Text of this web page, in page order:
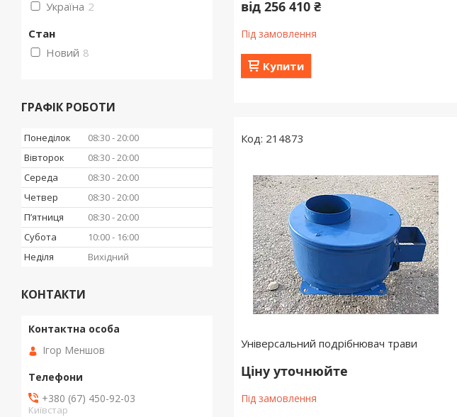
від 256 410 ₴
Під замовлення
Купити
214873
Універсальний подрібнювач трави
Ціну уточнюйте
Під замовлення
Україна 2
Стан
Новий 8
ГРАФІК РОБОТИ
Понеділок 08:30 20:00
Вівторок
08:30 20:00
Середа
08:30 20:00
Четвер
08:30 20:00
Пʼятниця
08:30 20:00
Субота
10:00
16:00
Неділя
Вихідний
КОНТАКТИ
Ігор Меншов
+380 (67) 450-92-03
Київстар